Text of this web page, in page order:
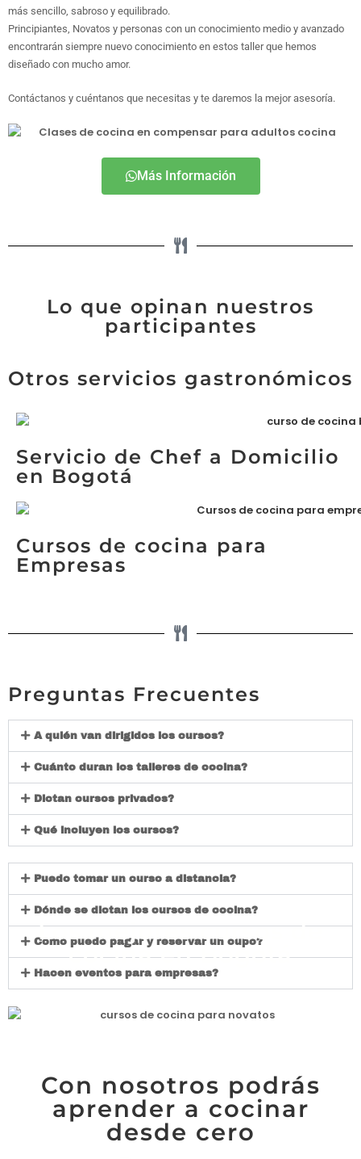
más sencillo, sabroso y equilibrado.
Principiantes, Novatos y personas con un conocimiento medio y avanzado
encontrarán siempre nuevo conocimiento en estos taller que hemos
diseñado con mucho amor.
Contáctanos y cuéntanos que necesitas y te daremos la mejor asesoría.
Más Información
Lo que opinan nuestros
participantes
Otros servicios gastronómicos
Servicio de Chef a Domicilio
en Bogotá
Cursos de cocina para
Empresas
Preguntas Frecuentes
A quién van dirigidos los cursos?
Cuánto duran los talleres de cocina?
Dictan cursos privados?
Qué incluyen los cursos?
Puedo tomar un curso a distancia?
Dónde se dictan los cursos de cocina?
Cómo puedo pagar y reservar un cupo?
Hacen eventos para empresas?
Los mejores cursos de
cocina en Bogotá
Con nosotros podrás
aprender a cocinar
desde cero